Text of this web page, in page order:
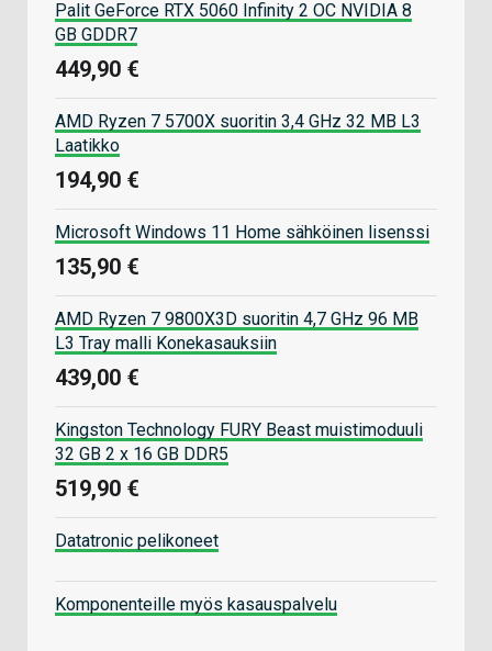
Palit GeForce RTX 5060 Infinity 2 OC NVIDIA 8
GB GDDR7
449,90 €
AMD Ryzen 7 5700X suoritin 3,4 GHz 32 MB L3
Laatikko
194,90 €
Microsoft Windows 11 Home sähköinen lisenssi
135,90 €
AMD Ryzen 7 9800X3D suoritin 4,7 GHz 96 MB
L3 Tray malli Konekasauksiin
439,00 €
Kingston Technology FURY Beast muistimoduuli
32 GB 2 x 16 GB DDR5
519,90 €
Datatronic pelikoneet
Komponenteille myös kasauspalvelu